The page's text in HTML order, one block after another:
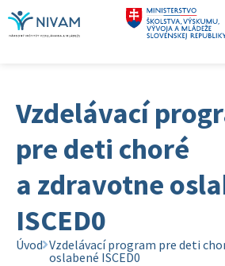
Vzdelávací
pre deti choré
a zdravotne
ISCED0
Úvod Vzdelávací program pre deti
oslabené ISCED0